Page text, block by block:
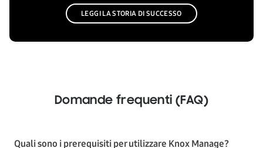
LEGGI LA STORIA DI SUCCESSO
Domande frequenti (FAQ)
Quali sono i prerequisiti per utilizzare Knox Manage?